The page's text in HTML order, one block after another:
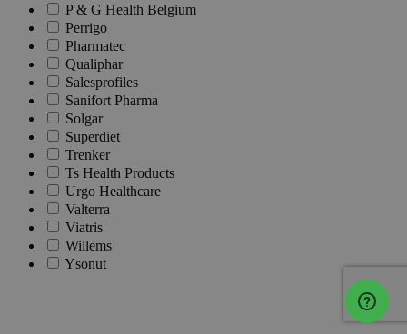
P & G Health Belgium
Perrigo
Pharmatec
Qualiphar
Salesprofiles
Sanifort Pharma
Solgar
Superdiet
Trenker
Ts Health Products
Urgo Healthcare
Valterra
Viatris
Willems
Ysonut